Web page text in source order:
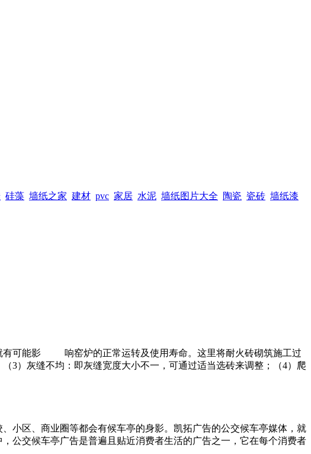
硅藻 墙纸之家 建材 pvc 家居 水泥 墙纸图片大全 陶瓷 瓷砖 墙纸漆
有可能影 响窑炉的正常运转及使用寿命。这里将耐火砖砌筑施工过
3）灰缝不均：即灰缝宽度大小不一，可通过适当选砖来调整；（4）爬
小区、商业圈等都会有候车亭的身影。凯拓广告的公交候车亭媒体，就
公交候车亭广告是普遍且贴近消费者生活的广告之一，它在每个消费者